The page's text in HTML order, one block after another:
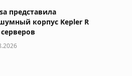
представила
корпус Kepler R